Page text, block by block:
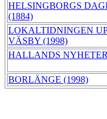
HELSINGBORGS
(1884)
LOKALTIDNINGEN
VÄSBY (1998)
HALLANDS
BORLÄNGE (1998)